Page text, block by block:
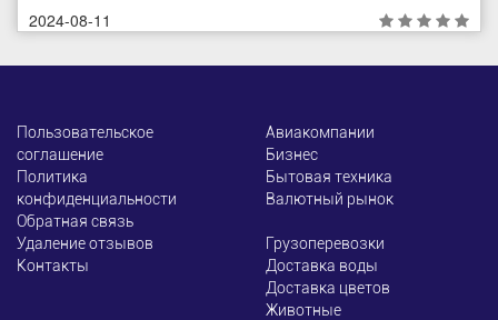
2024-08-11
Пользовательское
соглашение
Политика
конфиденциальности
Обратная связь
Удаление отзывов
Контакты
Авиакомпании
Бизнес
Бытовая техника
Валютный рынок
Грузоперевозки
Доставка воды
Доставка цветов
Животные